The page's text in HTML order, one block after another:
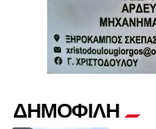
ΔΗΜΟΦΙΛΗ